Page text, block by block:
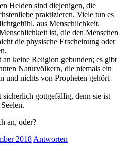
Helden sind diejenigen, die
praktizieren. Viele tun es
aus Menschlichkeit.
ist, die den Menschen
die physische Erscheinung oder
keine Religion gebunden; es gibt
Naturvölkern, die niemals ein
und nichts von Propheten gehört
gottgefällig, denn sie ist
an, oder?
2018 Antworten